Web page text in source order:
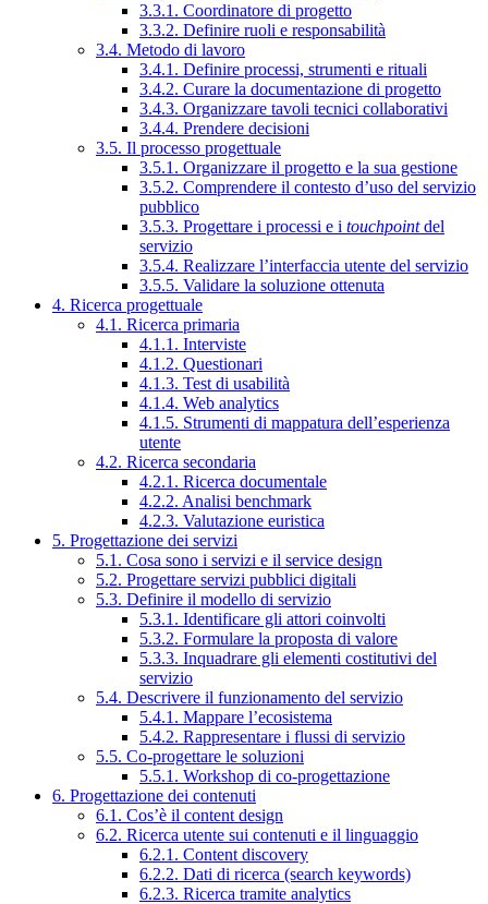
3.3.1. Coordinatore di progetto
3.3.2. Definire ruoli e responsabilità
3.4. Metodo di lavoro
3.4.1. Definire processi, strumenti e rituali
3.4.2. Curare la documentazione di progetto
3.4.3. Organizzare tavoli tecnici collaborativi
3.4.4. Prendere decisioni
3.5. Il processo progettuale
3.5.1. Organizzare il progetto e la sua gestione
3.5.2. Comprendere il contesto d’uso del servizio
pubblico
3.5.3. Progettare i processi e i touchpointdel
servizio
3.5.4. Realizzare l’interfaccia utente del servizio
3.5.5. Validare la soluzione ottenuta
4. Ricerca progettuale
4.1. Ricerca primaria
4.1.1. Interviste
4.1.2. Questionari
4.1.3. Test di usabilità
4.1.4. Web analytics
4.1.5. Strumenti di mappatura dell’esperienza
utente
4.2. Ricerca secondaria
4.2.1. Ricerca documentale
4.2.2. Analisi benchmark
4.2.3. Valutazione euristica
5. Progettazione dei servizi
5.1. Cosa sono i servizi e il service design
5.2. Progettare servizi pubblici digitali
5.3. Definire il modello di servizio
5.3.1. Identificare gli attori coinvolti
5.3.2. Formulare la proposta di valore
5.3.3. Inquadrare gli elementi costitutivi del
servizio
5.4. Descrivere il funzionamento del servizio
5.4.1. Mappare l’ecosistema
5.4.2. Rappresentare i flussi di servizio
5.5. Co-progettare le soluzioni
5.5.1. Workshop di co-progettazione
6. Progettazione dei contenuti
6.1. Cos’è il content design
6.2. Ricerca utente sui contenuti e il linguaggio
6.2.1. Content discovery
6.2.2. Dati di ricerca (search keywords)
6.2.3. Ricerca tramite analytics